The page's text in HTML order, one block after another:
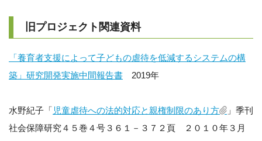
旧プロジェクト関連資料
「養育者支援によって子どもの虐待を低減するシステムの構
築」研究開発実施中間報告書 2019年
水野紀子「 児童虐待への法的対応と親権制限のあり方
」季刊
社会保障研究４５巻４号３６１－３７２頁 ２０１０年３月